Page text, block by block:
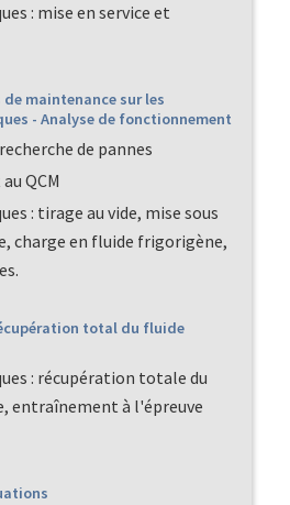
: mise en service et
maintenance sur les
- Analyse de fonctionnement
de pannes
QCM
: tirage au vide, mise sous
charge en fluide frigorigène,
total du fluide
: récupération totale du
entraînement à l'épreuve